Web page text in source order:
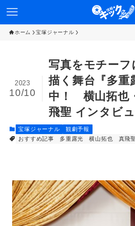
ホーム 宝塚ジャーナル
写真をモチー
描く舞台『多重
中！ 横山拓也
飛聖 インタ
2023
10/10
宝塚ジャーナル
観劇予報
おすすめ記事
多重露光 横山拓也 真飛聖